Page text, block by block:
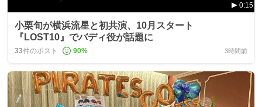
0:15
小栗旬が横浜流星と初共演、10月スタート
『LOST10』でバディ役が話題に
33件のポスト 90% 3時間前